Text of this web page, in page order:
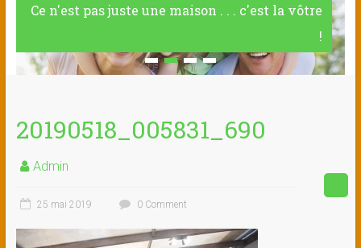
Ce n'est pas juste une maison . . . c'est la vôtre
!
20190518_005831_690
Admin
25 mai 2019 0 Comment